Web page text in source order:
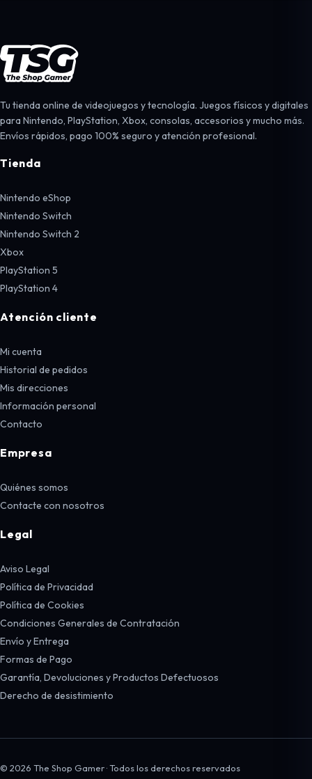
Tu tienda online de videojuegos y tecnología. Juegos físicos y digitales
para Nintendo, PlayStation, Xbox, consolas, accesorios y mucho más.
Envíos rápidos, pago 100% seguro y atención profesional.
Tienda
Nintendo eShop
Nintendo Switch
Nintendo Switch 2
Xbox
PlayStation 5
PlayStation 4
Atención cliente
Mi cuenta
Historial de pedidos
Mis direcciones
Información personal
Contacto
Empresa
Quiénes somos
Contacte con nosotros
Legal
Aviso Legal
Política de Privacidad
Política de Cookies
Condiciones Generales de Contratación
Envío y Entrega
Formas de Pago
Garantía, Devoluciones y Productos Defectuosos
Derecho de desistimiento
© 2026 The Shop Gamer · Todos los derechos reservados